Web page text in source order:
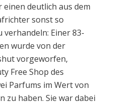
deutlich aus dem
sonst so
verhandeln: Einer 83-
wurde von der
vorgeworfen,
Free Shop des
Parfums im Wert von
zu haben. Sie war dabei